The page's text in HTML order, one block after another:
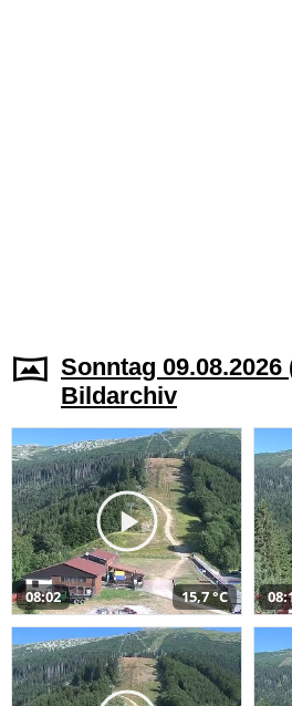
Sonntag 09.08.2026
Bildarchiv
08:02 15,7 °C